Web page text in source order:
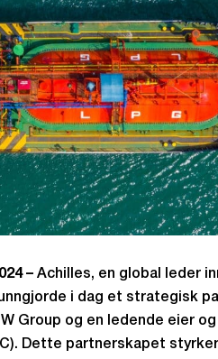
– Achilles, en global leder
i dag et strategisk
Group og en ledende eier
Dette partnerskapet styrker